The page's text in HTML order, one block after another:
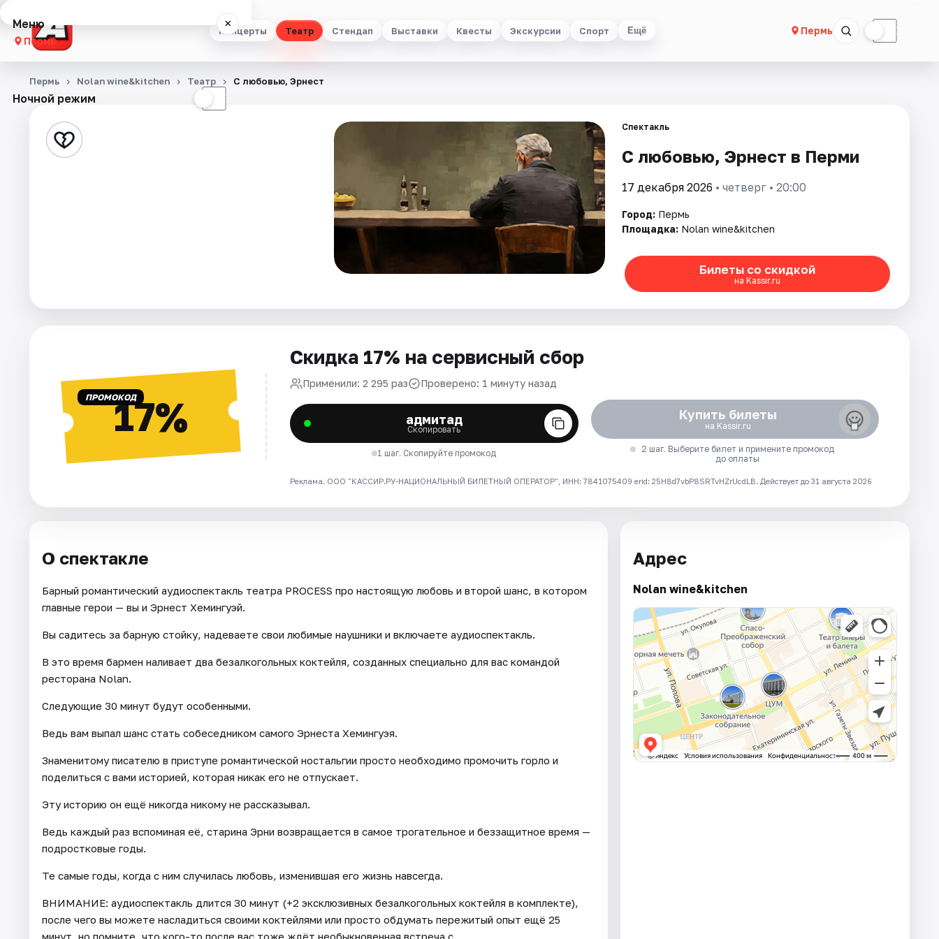
Концерты Театр Стендап Выставки Квесты Экскурсии Спорт Ещё Пермь ☾
Меню ×
Пермь
Концерты
Стендап
Площадки
Рейтинги
Ночной режим ☾
Пермь Nolan wine&kitchen Театр С любовью, Эрнест
Спектакль
С любовью, Эрнест в Перми
17 декабря 2026 • четверг • 20:00
Город: Пермь
Площадка: Nolan wine&kitchen
Билеты со скидкой
на Kassir.ru
ПРОМОКОД17%
Скидка 17% на сервисный сбор
Применили: 2 295 раз Проверено: 1 минуту назад
адмитад
Скопировать
1 шаг. Скопируйте промокод
Купить билеты
на Kassir.ru
2 шаг. Выберите билет и примените промокод
до оплаты
Реклама. ООО "КАССИР.РУ-НАЦИОНАЛЬНЫЙ БИЛЕТНЫЙ ОПЕРАТОР", ИНН: 7841075409 erid: 25H8d7vbP8SRTvHZrUcdLB. Действует до 31 августа 2026
О спектакле
Барный романтический аудиоспектакль театра PROCESS про настоящую любовь и второй шанс, в котором
главные герои — вы и Эрнест Хемингуэй.
Вы садитесь за барную стойку, надеваете свои любимые наушники и включаете аудиоспектакль.
В это время бармен наливает два безалкогольных коктейля, созданных специально для вас командой
ресторана Nolan.
Следующие 30 минут будут особенными.
Ведь вам выпал шанс стать собеседником самого Эрнеста Хемингуэя.
Знаменитому писателю в приступе романтической ностальгии просто необходимо промочить горло и
поделиться с вами историей, которая никак его не отпускает.
Эту историю он ещё никогда никому не рассказывал.
Ведь каждый раз вспоминая её, старина Эрни возвращается в самое трогательное и беззащитное время —
подростковые годы.
Те самые годы, когда с ним случилась любовь, изменившая его жизнь навсегда.
ВНИМАНИЕ: аудиоспектакль длится 30 минут (+2 эксклюзивных безалкогольных коктейля в комплекте),
после чего вы можете насладиться своими коктейлями или просто обдумать пережитый опыт ещё 25
минут, но помните, что кого-то после вас тоже ждёт необыкновенная встреча с
Адрес
Nolan wine&kitchen